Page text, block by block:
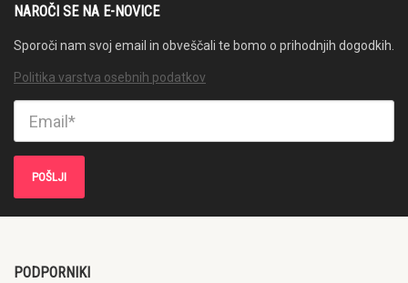
NAROČI SE NA E-NOVICE
Sporoči nam svoj email in obveščali te bomo o prihodnjih dogodkih.
Politika varstva osebnih podatkov
PODPORNIKI